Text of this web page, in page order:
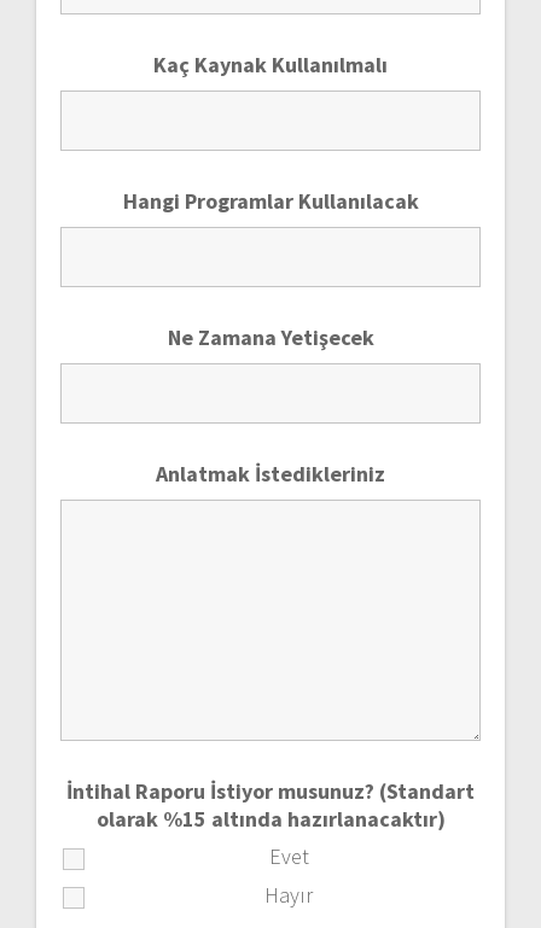
Kaç Kaynak Kullanılmalı
Hangi Programlar Kullanılacak
Ne Zamana Yetişecek
Anlatmak İstedikleriniz
İntihal Raporu İstiyor musunuz? (Standart
olarak %15 altında hazırlanacaktır)
Evet
Hayır